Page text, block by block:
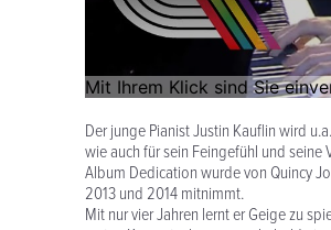
Der junge Pianist Justin Kauflin wird
wie auch für sein Feingefühl und
Album Dedication wurde von Quincy
2013 und 2014 mitnimmt.
Mit nur vier Jahren lernt er Geige zu